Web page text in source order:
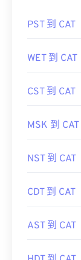
PST 到 CAT
WET 到 CAT
CST 到 CAT
MSK 到 CAT
NST 到 CAT
CDT 到 CAT
AST 到 CAT